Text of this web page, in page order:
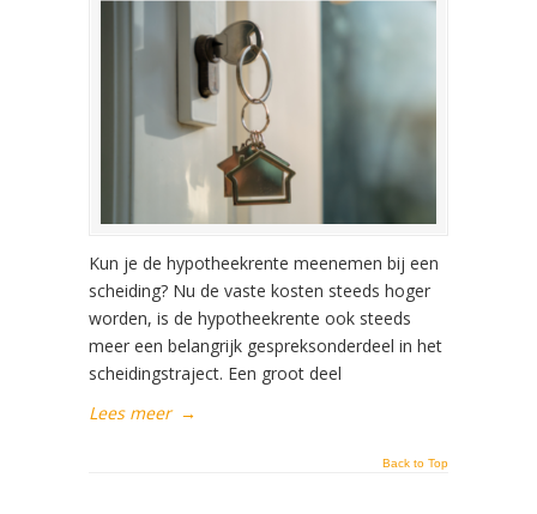
Kun je de hypotheekrente meenemen bij een
scheiding? Nu de vaste kosten steeds hoger
worden, is de hypotheekrente ook steeds
meer een belangrijk gespreksonderdeel in het
scheidingstraject. Een groot deel
Lees meer →
Back to Top